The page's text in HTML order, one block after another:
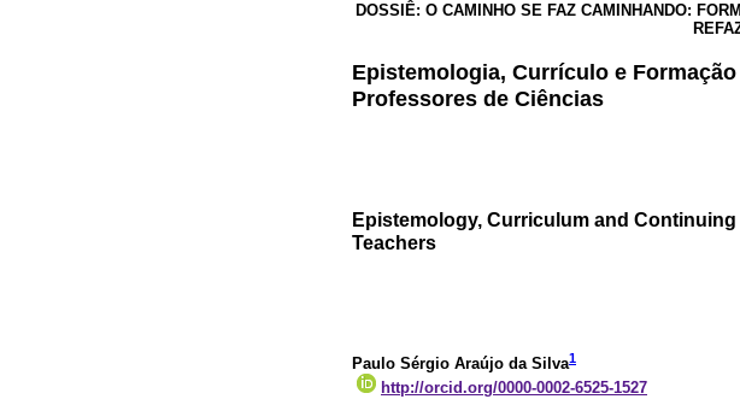
DOSSIÊ: O CAMINHO SE FAZ CAMINHANDO:
Epistemologia, Currículo e
Professores de Ciências
Epistemology, Curriculum and
Teachers
Paulo Sérgio Araújo da Silva1
http://orcid.org/0000-0002-6525-1527